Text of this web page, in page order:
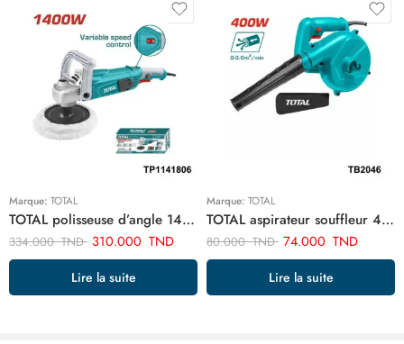
Marque: TOTAL
TOTAL polisseuse d’angle 1400w TP1141806
334.000TND 310.000 TND
Lire la suite
Marque: TOTAL
TOTAL aspirateur souffleur 400w TB2046
80.000TND 74.000 TND
Lire la suite